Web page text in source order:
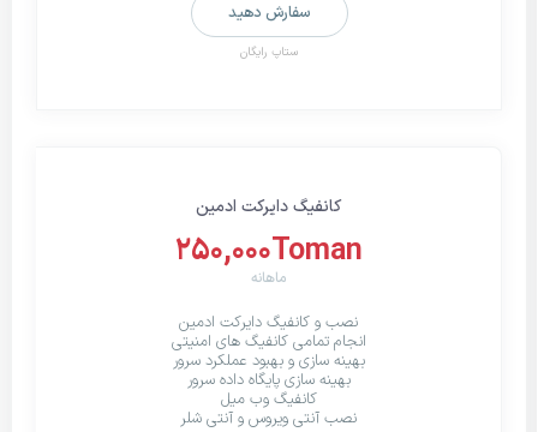
سفارش دهید
ستاپ رایگان
کانفیگ دایرکت ادمین
250,000Toman
ماهانه
نصب و کانفیگ دایرکت ادمین
انجام تمامی کانفیگ های امنیتی
بهینه سازی و بهبود عملکرد سرور
بهینه سازی پایگاه داده سرور
کانفیگ وب میل
نصب آنتی ویروس و آنتی شلر